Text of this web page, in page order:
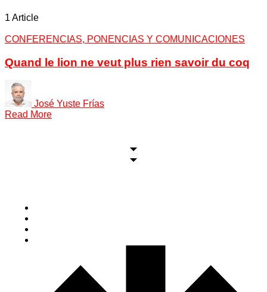
1 Article
CONFERENCIAS, PONENCIAS Y COMUNICACIONES
Quand le lion ne veut plus rien savoir du coq
José Yuste Frías
Read More